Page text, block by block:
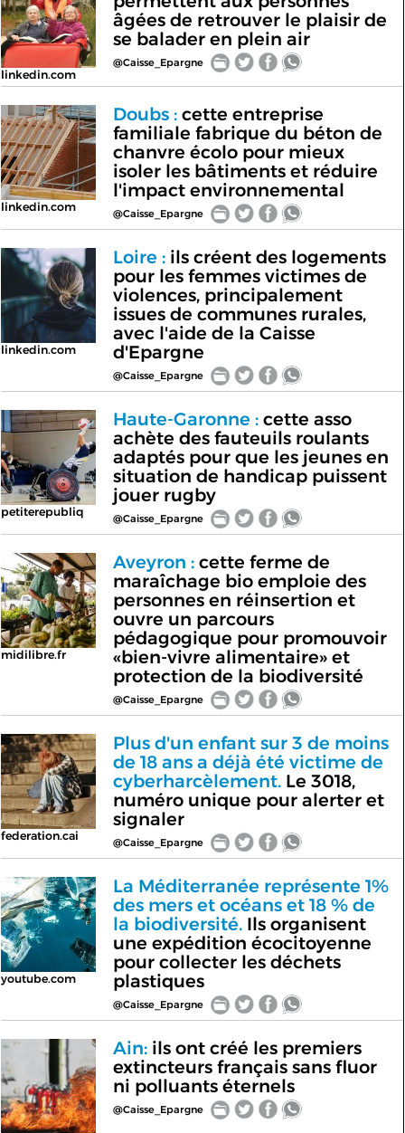
linkedin.com
âgées de retrouver le plaisir de
se balader en plein air
@Caisse_Epargne
linkedin.com
Doubs :cette entreprise
familiale fabrique du béton de
chanvre écolo pour mieux
isoler les bâtiments et réduire
l'impact environnemental
@Caisse_Epargne
linkedin.com
Loire :ils créent des logements
pour les femmes victimes de
violences, principalement
issues de communes rurales,
avec l'aide de la Caisse
d'Epargne
@Caisse_Epargne
petiterepubliq
Haute-Garonne :cette asso
achète des fauteuils roulants
adaptés pour que les jeunes en
situation de handicap puissent
jouer rugby
@Caisse_Epargne
midilibre.fr
Aveyron :cette ferme de
maraîchage bio emploie des
personnes en réinsertion et
ouvre un parcours
pédagogique pour promouvoir
«bien-vivre alimentaire» et
protection de la biodiversité
@Caisse_Epargne
federation.cai
Plus d'un enfant sur 3 de moins
de 18 ans a déjà été victime de
cyberharcèlement.Le 3018,
numéro unique pour alerter et
signaler
@Caisse_Epargne
youtube.com
La Méditerranée représente 1%
des mers et océans et 18 % de
la biodiversité.Ils organisent
une expédition écocitoyenne
pour collecter les déchets
plastiques
@Caisse_Epargne
Ain:ils ont créé les premiers
extincteurs français sans fluor
ni polluants éternels
@Caisse_Epargne